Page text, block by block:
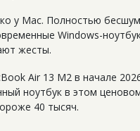
у Mac. Полностью
Windows-
жесты.
Air 13 M2 в начале
ноутбук в этом
40 тысяч.